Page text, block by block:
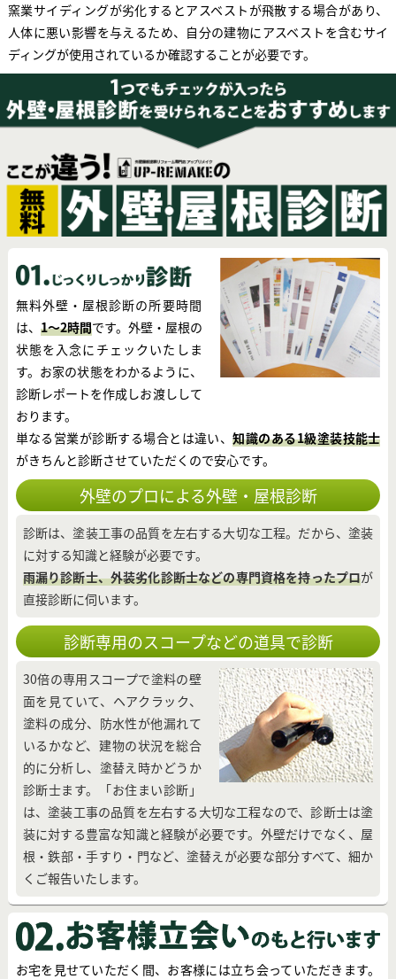
窯業サイディングが劣化するとアスベストが飛散する場合があり、
人体に悪い影響を与えるため、自分の建物にアスベストを含むサイ
ディングが使用されているか確認することが必要です。
無料外壁・屋根診断の所要時間
は、 1～2時間です。外壁・屋根の
状態を入念にチェックいたしま
す。お家の状態をわかるように、
診断レポートを作成しお渡しして
おります。
単なる営業が診断する場合とは違い、知識のある1級塗装技能士
がきちんと診断させていただくので安心です。
外壁のプロによる外壁・屋根診断
診断は、塗装工事の品質を左右する大切な工程。だから、塗装
に対する知識と経験が必要です。
雨漏り診断士、外装劣化診断士などの専門資格を持ったプロが
直接診断に伺います。
診断専用のスコープなどの道具で診断
30倍の専用スコープで塗料の壁
面を見ていて、ヘアクラック、
塗料の成分、防水性が他漏れて
いるかなど、建物の状況を総合
的に分析し、塗替え時かどうか
診断士ます。「お住まい診断」
は、塗装工事の品質を左右する大切な工程なので、診断士は塗
装に対する豊富な知識と経験が必要です。外壁だけでなく、屋
根・鉄部・手すり・門など、塗替えが必要な部分すべて、細か
くご報告いたします。
お宅を見せていただく間、お客様には立ち会っていただきます。